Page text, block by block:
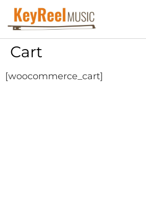
Cart
[woocommerce_cart]